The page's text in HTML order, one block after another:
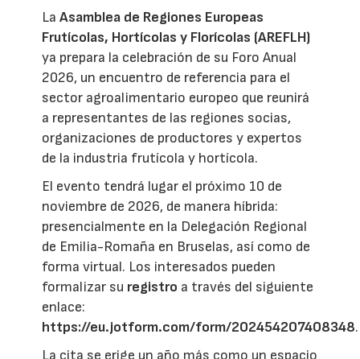
LaAsamblea de Regiones Europeas
Frutícolas, Hortícolas y Florícolas (AREFLH)
ya prepara la celebración de su Foro Anual
2026, un encuentro de referencia para el
sector agroalimentario europeo que reunirá
a representantes de las regiones socias,
organizaciones de productores y expertos
de la industria frutícola y hortícola.
El evento tendrá lugar el próximo 10 de
noviembre de 2026, de manera híbrida:
presencialmente en la Delegación Regional
de Emilia-Romaña en Bruselas, así como de
forma virtual. Los interesados pueden
formalizar su registro a través del siguiente
enlace:
https://eu.jotform.com/form/202454207408348.
La cita se erige un año más como un espacio